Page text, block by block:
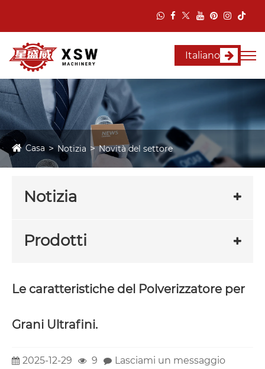
Italiano
Casa Notizia Novità del settore
Notizia
Prodotti
Le caratteristiche del Polverizzatore per
Grani Ultrafini.
2025-12-29 9
Lasciami un messaggio